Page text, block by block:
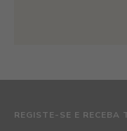
REGISTE-SE E